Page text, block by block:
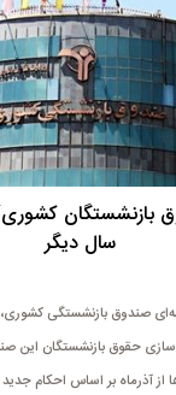
بازنشستگان
سال دیگر
صندوق بازنشستگی کشوری،
حقوق بازنشستگان این
آذرماه بر اساس احکام